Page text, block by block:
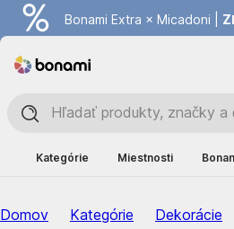
Bonami Extra × Micadoni |
Kategórie Miestnosti
Domov Kategórie Dekorácie